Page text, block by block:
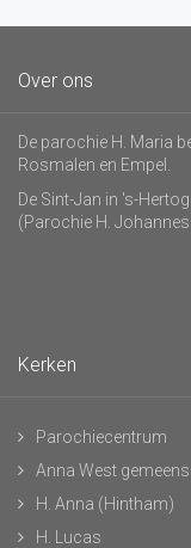
Over ons
De parochie H. Maria
Rosmalen en Empel.
De Sint-Jan in 's-
(Parochie H. Johannes
Kerken
Parochiecentrum
Anna West
H. Anna (Hintham)
H. Lucas